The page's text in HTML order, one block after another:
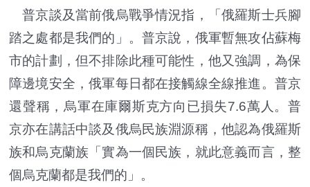
普京談及當前俄烏戰爭情況指，「俄羅斯士兵腳
踏之處都是我們的」。普京說，俄軍暫無攻佔蘇梅
市的計劃，但不排除此種可能性，他又強調，為保
障邊境安全，俄軍每日都在接觸線全線推進。普京
還聲稱，烏軍在庫爾斯克方向已損失7.6萬人。普
京亦在講話中談及俄烏民族淵源稱，他認為俄羅斯
族和烏克蘭族「實為一個民族，就此意義而言，整
個烏克蘭都是我們的」。